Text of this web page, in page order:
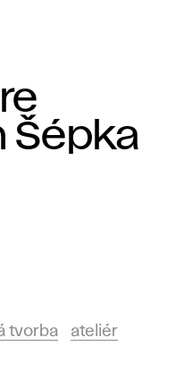
Šépka
tvorba
ateliér